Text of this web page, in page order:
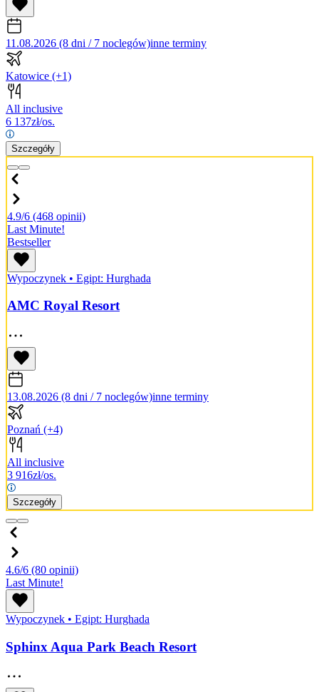
11.08.2026 (8 dni / 7 noclegów)inne terminy
Katowice (+1)
All inclusive
6 137zł/os.
Szczegóły
4.9/6 (468 opinii)
Last Minute!
Bestseller
Wypoczynek • Egipt: Hurghada
AMC Royal Resort
13.08.2026 (8 dni / 7 noclegów)inne terminy
Poznań (+4)
All inclusive
3 916zł/os.
Szczegóły
4.6/6 (80 opinii)
Last Minute!
Wypoczynek • Egipt: Hurghada
Sphinx Aqua Park Beach Resort